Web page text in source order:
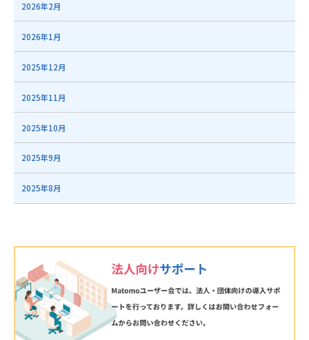
2026年2月
2026年1月
2025年12月
2025年11月
2025年10月
2025年9月
2025年8月